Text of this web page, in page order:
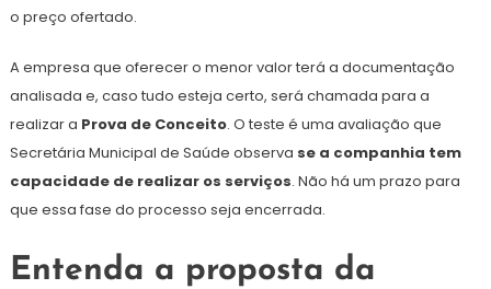
o preço ofertado.
A empresa que oferecer o menor valor terá a documentação
analisada e, caso tudo esteja certo, será chamada para a
realizar a Prova de Conceito. O teste é uma avaliação que
Secretária Municipal de Saúde observa se a companhia tem
capacidade de realizar os serviços. Não há um prazo para
que essa fase do processo seja encerrada.
Entenda a proposta da